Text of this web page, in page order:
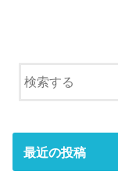
最近の投稿